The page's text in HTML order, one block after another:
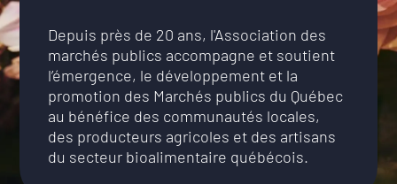
Depuis près de 20 ans, l'Association des
marchés publics accompagne et soutient
l’émergence, le développement et la
promotion des Marchés publics du Québec
au bénéfice des communautés locales,
des producteurs agricoles et des artisans
du secteur bioalimentaire québécois.